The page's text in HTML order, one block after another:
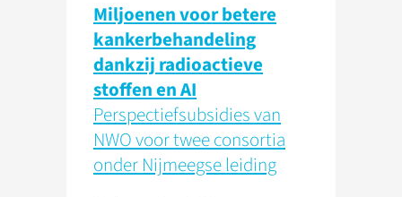
Miljoenen voor betere
kankerbehandeling
dankzij radioactieve
stoffen en AI
Perspectiefsubsidies van
NWO voor twee consortia
onder Nijmeegse leiding